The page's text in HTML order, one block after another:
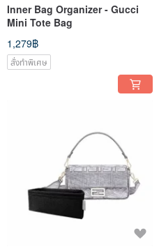
Inner Bag Organizer - Gucci
Mini Tote Bag
1,279฿
สั่งทำพิเศษ